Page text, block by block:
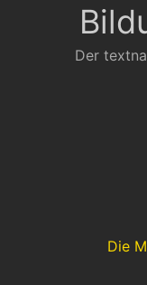
Der
Die